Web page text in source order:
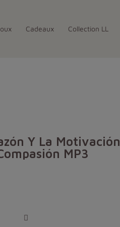
Cadeaux Collection LL
Y La Motivación
MP3